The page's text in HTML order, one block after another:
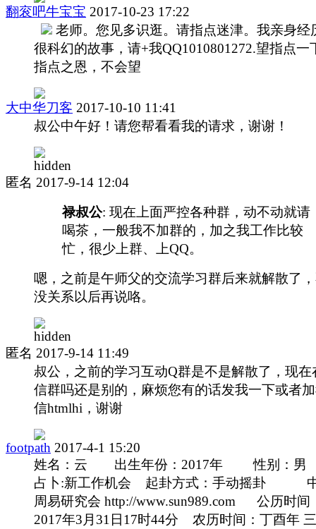
翻衮吧牛宝宝 2017-10-23 17:22
老师。您见多识逛。请指点迷津。我亲身经
很科幻的故事，请+我QQ1010801272.望指点一
指点之恩，不会望
大中华刀客 2017-10-10 11:41
叔公中午好！请您帮看看我的请求，谢谢！
匿名 2017-9-14 12:04
禄叔公: 现在上面严控各种群，动不动就请
喝茶，一般我不加群的，加之我工作比较
忙，很少上群、上QQ。
嗯，之前是午师父的交流学习群后来就解散了
没关系以后再说咯。
匿名 2017-9-14 11:49
叔公，之前的学习互动Q群是不是解散了，现在
信群吗还是别的，麻烦您有的话发我一下或者
信htmlhi，谢谢
footpath 2017-4-1 15:20
姓名：云 出生年份：2017年 性别
占卜:新工作机会 起卦方式：手动摇卦
周易研究会 http://www.sun989.com 公历时间
2017年3月31日17时44分 农历时间：丁酉年